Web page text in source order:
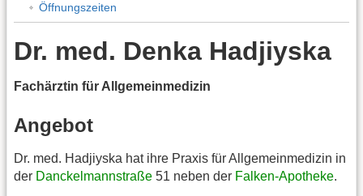
Öffnungszeiten
Dr. med. Denka Hadjiyska
Fachärztin für Allgemeinmedizin
Angebot
Dr. med. Hadjiyska hat ihre Praxis für Allgemeinmedizin in
der Danckelmannstraße 51 neben der Falken-Apotheke.